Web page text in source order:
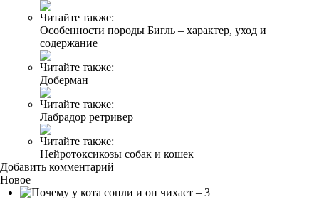
Читайте также:
Особенности породы Бигль – характер, уход и
содержание
Читайте также:
Доберман
Читайте также:
Лабрадор ретривер
Читайте также:
Нейротоксикозы собак и кошек
Добавить комментарий
Новое